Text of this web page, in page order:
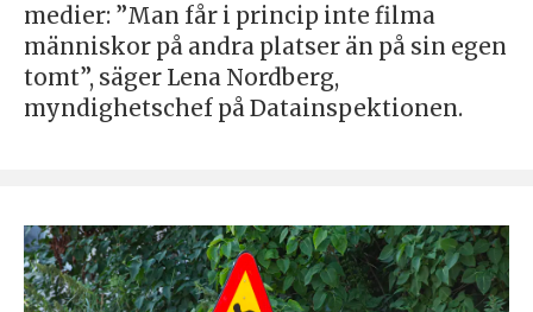
medier: ”Man får i princip inte filma
människor på andra platser än på sin egen
tomt”, säger Lena Nordberg,
myndighetschef på Datainspektionen.